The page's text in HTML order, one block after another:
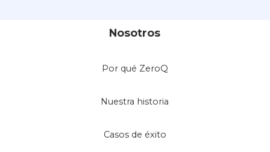
Nosotros
Por qué ZeroQ
Nuestra historia
Casos de éxito